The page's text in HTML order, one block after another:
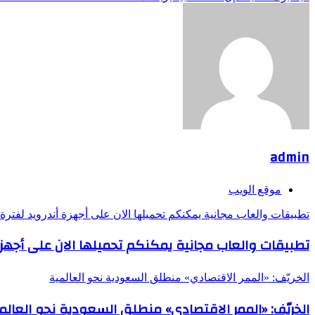
admin
موقع الويب
تطبيقات والعاب مجانية يمكنكم تحميلها الان على أجهزة أندرويد
تطبيقات والعاب مجانية يمكنكم تحميلها الان على
الخريّف: «الممر الاقتصادي» منطلق السعودية نحو العالمية
الخريّف: «الممر الاقتصادي» منطلق السعودية نحو